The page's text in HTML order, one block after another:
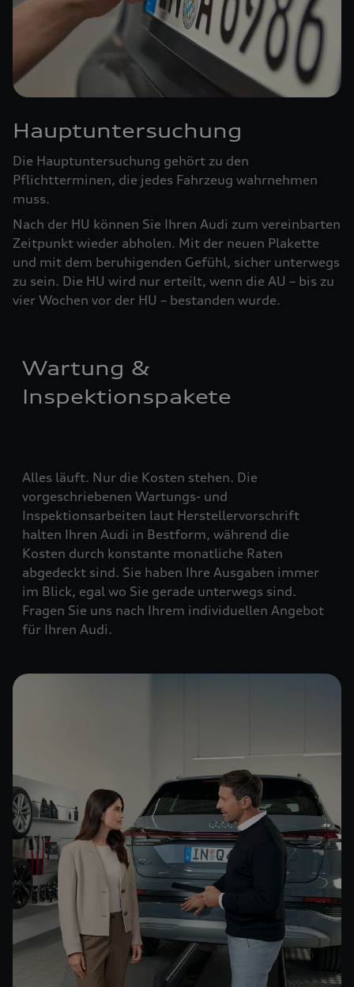
Hauptuntersuchung
Die Hauptuntersuchung gehört zu den
Pflichtterminen, die jedes Fahrzeug wahrnehmen
muss.
Nach der HU können Sie Ihren Audi zum vereinbarten
Zeitpunkt wieder abholen. Mit der neuen Plakette
und mit dem beruhigenden Gefühl, sicher unterwegs
zu sein. Die HU wird nur erteilt, wenn die AU – bis zu
vier ­Woch­en vor der HU – bestanden wurde.
Wartung &
Inspektionspakete
Alles läuft. Nur die Kosten stehen. Die
vorgeschriebenen Wartungs- und
Inspektionsarbeiten laut Herstellervorschrift
halten Ihren Audi in Bestform, während die
Kosten durch konstante monatliche Raten
abgedeckt sind. Sie haben Ihre Ausgaben immer
im Blick, egal wo Sie gerade unterwegs sind.
Fragen Sie uns nach Ihrem individuellen Angebot
für Ihren Audi.